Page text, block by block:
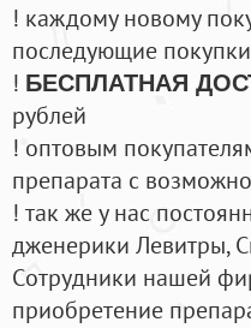
! каждому новому
последующие покупки
! БЕСПЛАТНАЯ
рублей
! оптовым
препарата с
! так же у нас
дженерики Левитры,
Cотрудники нашей
приобретение